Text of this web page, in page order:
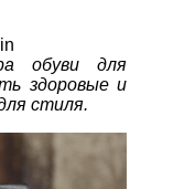
обуви для
здоровые и
стиля.